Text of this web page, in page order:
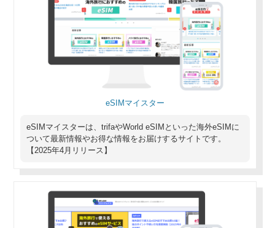
eSIMマイスター
eSIMマイスターは、trifaやWorld eSIMといった海外eSIMに
ついて最新情報やお得な情報をお届けするサイトです。
【2025年4月リリース】